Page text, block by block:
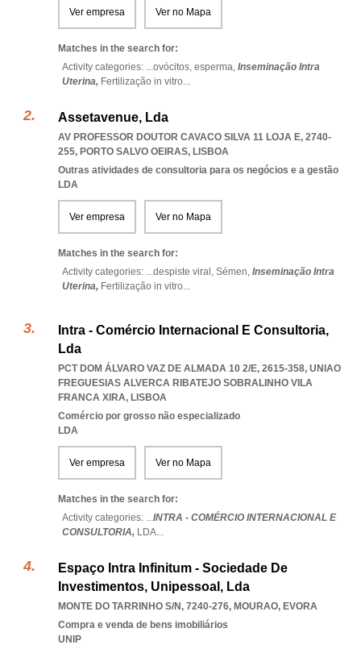
Ver empresa Ver no Mapa
Matches in the search for:
Activity categories: ...ovócitos, esperma, Inseminação Intra
Uterina, Fertilização in vitro...
Assetavenue, Lda
AV PROFESSOR DOUTOR CAVACO SILVA 11 LOJA E, 2740-
255, PORTO SALVO OEIRAS, LISBOA
Outras atividades de consultoria para os negócios e a gestão
LDA
Ver empresa Ver no Mapa
Matches in the search for:
Activity categories: ...despiste viral, Sémen, Inseminação Intra
Uterina, Fertilização in vitro...
Intra - Comércio Internacional E Consultoria,
Lda
PCT DOM ÁLVARO VAZ DE ALMADA 10 2/E, 2615-358, UNIAO
FREGUESIAS ALVERCA RIBATEJO SOBRALINHO VILA
FRANCA XIRA, LISBOA
Comércio por grosso não especializado
LDA
Ver empresa Ver no Mapa
Matches in the search for:
Activity categories: ...INTRA - COMÉRCIO INTERNACIONAL E
CONSULTORIA, LDA...
Espaço Intra Infinitum - Sociedade De
Investimentos, Unipessoal, Lda
MONTE DO TARRINHO S/N, 7240-276, MOURAO, EVORA
Compra e venda de bens imobiliários
UNIP